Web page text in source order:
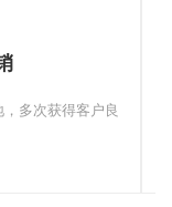
多次获得客户良